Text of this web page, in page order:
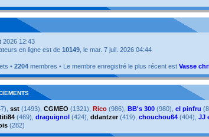
2026 12:43
en ligne est de 10149 , le mar. 7 juil. 2026 04:44
• 2204 membres • Le membre enregistré le plus récent est Vasse
sst (1493), CGMEO (1321), Rico (986), BB's 300 (980), el pinfru
titi84 (469), draguignol (424), ddantzer(419), chouchou64 (404), JJ
(282)